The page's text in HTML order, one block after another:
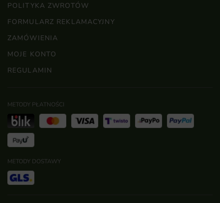
POLITYKA ZWROTÓW
FORMULARZ REKLAMACYJNY
ZAMÓWIENIA
MOJE KONTO
REGULAMIN
METODY PŁATNOŚCI
METODY DOSTAWY